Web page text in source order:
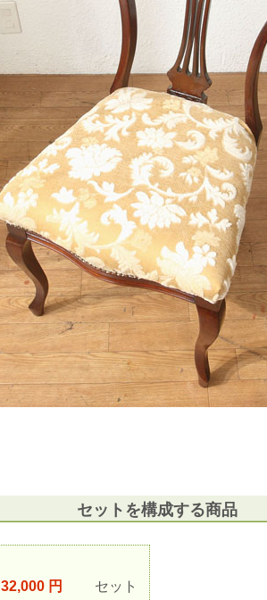
セットを構成する商品
32,000 円
セット